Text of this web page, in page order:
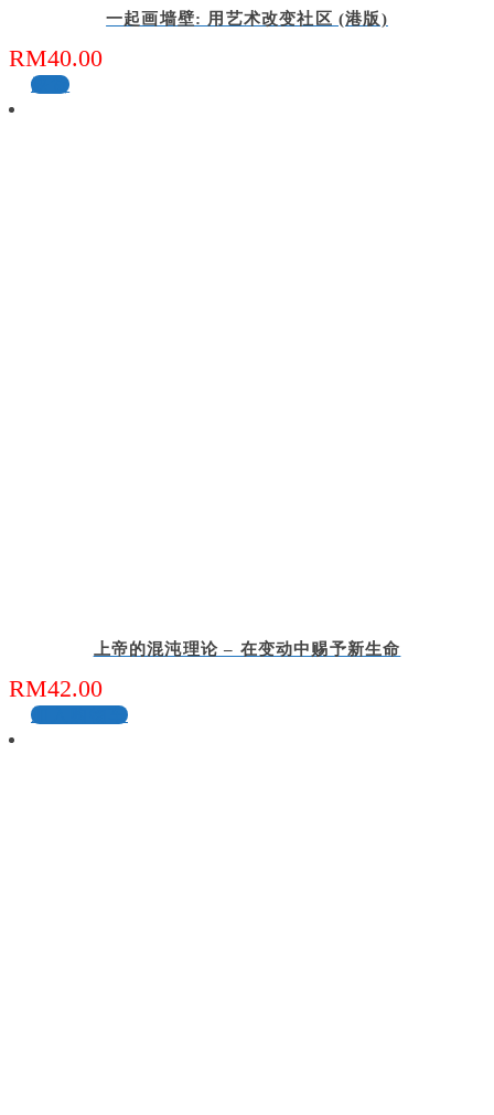
一起画墙壁: 用艺术改变社区 (港版)
RM40.00
缺货
上帝的混沌理论 – 在变动中赐予新生命
RM42.00
加入购物车